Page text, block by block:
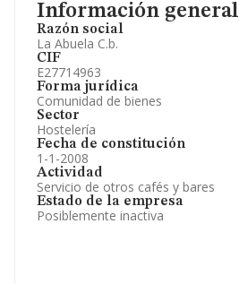
Información general
Razón social
La Abuela C.b.
CIF
E27714963
Forma jurídica
Comunidad de bienes
Sector
Hostelería
Fecha de constitución
1-1-2008
Actividad
Servicio de otros cafés y bares
Estado de la empresa
Posiblemente inactiva